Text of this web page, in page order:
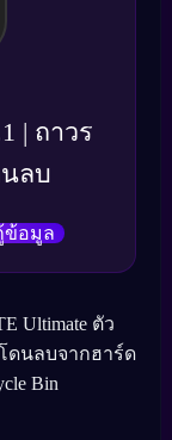
| ถาวร
ลบ
ข้อมูล
Ultimate ตัว
ดนลบจากฮาร์ด
Bin